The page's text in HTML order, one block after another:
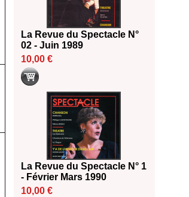
La Revue du Spectacle N°
02 - Juin 1989
10,00 €
La Revue du Spectacle N° 1
- Février Mars 1990
10,00 €